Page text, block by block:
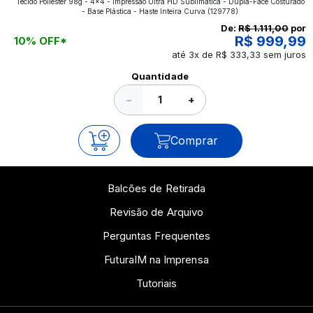
aplicados nos impressos da gráfica FuturaIM? Então,
continue a leitura que vamos revelar para você!
- Base Plástica - Haste Inteira Curva (129778)
10% OFF*
De: R$ 1.111,00 por
R$ 999,99
até 3x de R$ 333,33 sem juros
Quantidade
− +
Comprar
Balcões de Retirada
Revisão de Arquivo
Perguntas Frequentes
FuturaIM na Imprensa
Tutoriais